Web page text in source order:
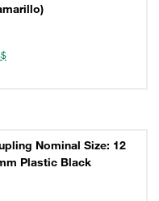
Nominal Size: 12
Plastic Black